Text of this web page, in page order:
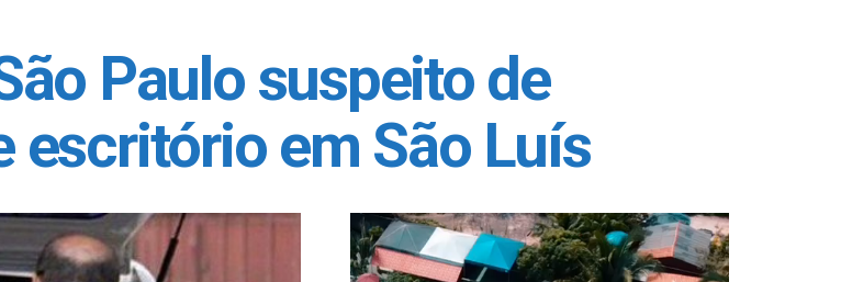
Paulo suspeito de
escritório em São Luís
Tocador
de
vídeo